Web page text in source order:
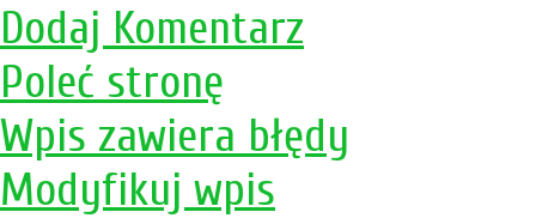
Dodaj Komentarz
Poleć stronę
Wpis zawiera błędy
Modyfikuj wpis